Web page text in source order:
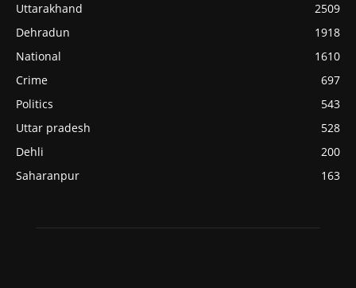
Uttarakhand
2509
Dehradun
1918
National
1610
Crime
697
Politics
543
Uttar pradesh
528
Dehli
200
Saharanpur
163